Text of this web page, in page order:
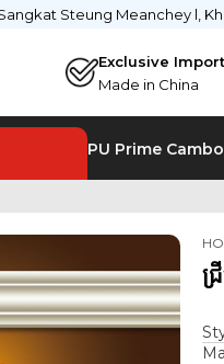
Steung Meanchey l,
Exclusive
Made in China
PU Prime
ជ្